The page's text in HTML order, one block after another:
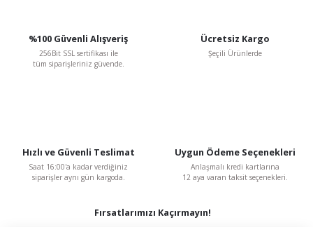
%100 Güvenli Alışveriş
256Bit SSL sertifikası ile
tüm siparişleriniz güvende.
Ücretsiz Kargo
Şeçili Ürünlerde
Hızlı ve Güvenli Teslimat
Saat 16:00'a kadar verdiğiniz
siparişler aynı gün kargoda.
Uygun Ödeme Seçenekleri
Anlaşmalı kredi kartlarına
12 aya varan taksit seçenekleri.
Fırsatlarımızı Kaçırmayın!